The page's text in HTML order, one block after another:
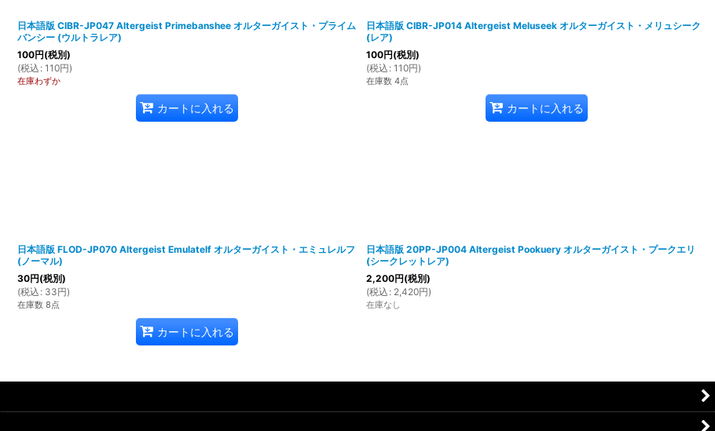
日本語版 CIBR-JP047 Altergeist Primebanshee オルターガイスト・プライム
バンシー (ウルトラレア)
100円(税別)
(税込 : 110円)
在庫わずか
カートに入れる
日本語版 CIBR-JP014 Altergeist Meluseek オルターガイスト・メリュシーク
(レア)
100円(税別)
(税込 : 110円)
在庫数 4点
カートに入れる
日本語版 FLOD-JP070 Altergeist Emulatelf オルターガイスト・エミュレルフ
(ノーマル)
30円(税別)
(税込 : 33円)
在庫数 8点
カートに入れる
日本語版 20PP-JP004 Altergeist Pookuery オルターガイスト・プークエリ
(シークレットレア)
2,200円(税別)
(税込 : 2,420円)
在庫なし